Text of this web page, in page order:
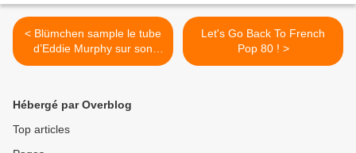
< Blümchen sample le tube
d’Eddie Murphy sur son
nouveau titre !
Let's Go Back To French
Pop 80 ! >
Hébergé par Overblog
Top articles